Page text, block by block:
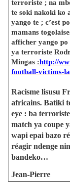
terroriste ; na
te soki nakoki ko
yango te ; c’est
mamans
afficher yango po
ya terroriste
Mingas :http://
football-victims-
Racisme lisusu
africains. Batiki
eye : ba
match ya coupe
wapi epai bazo
réagir ndenge
bandeko…
Jean-Pierre